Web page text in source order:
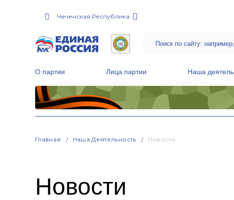
Чеченская Республика
О партии Лица партии Наша
Главная Наша Деятельность Новости
Новости